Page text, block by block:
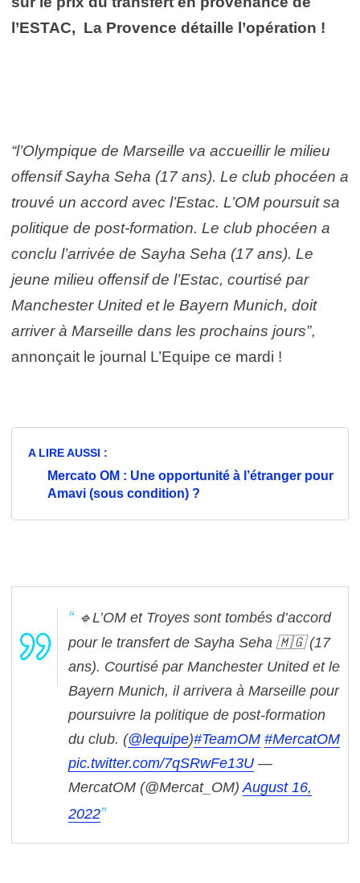
l’ESTAC, La Provence détaille l’opération !
“l’Olympique de Marseille va accueillir le milieu
offensif Sayha Seha (17 ans). Le club phocéen a
trouvé un accord avec l’Estac. L’OM poursuit sa
politique de post-formation. Le club phocéen a
conclu l’arrivée de Sayha Seha (17 ans). Le
jeune milieu offensif de l’Estac, courtisé par
Manchester United et le Bayern Munich, doit
arriver à Marseille dans les prochains jours”,
annonçait le journal L’Equipe ce mardi !
A LIRE AUSSI :
Mercato OM : Une opportunité à l’étranger pour
Amavi (sous condition) ?
🔹L’OM et Troyes sont tombés d’accord
pour le transfert de Sayha Seha 🇲🇬 (17
ans). Courtisé par Manchester United et le
Bayern Munich, il arrivera à Marseille pour
poursuivre la politique de post-formation
du club. (@lequipe)#TeamOM #MercatOM
pic.twitter.com/7qSRwFe13U —
MercatOM (@Mercat_OM) August 16,
2022